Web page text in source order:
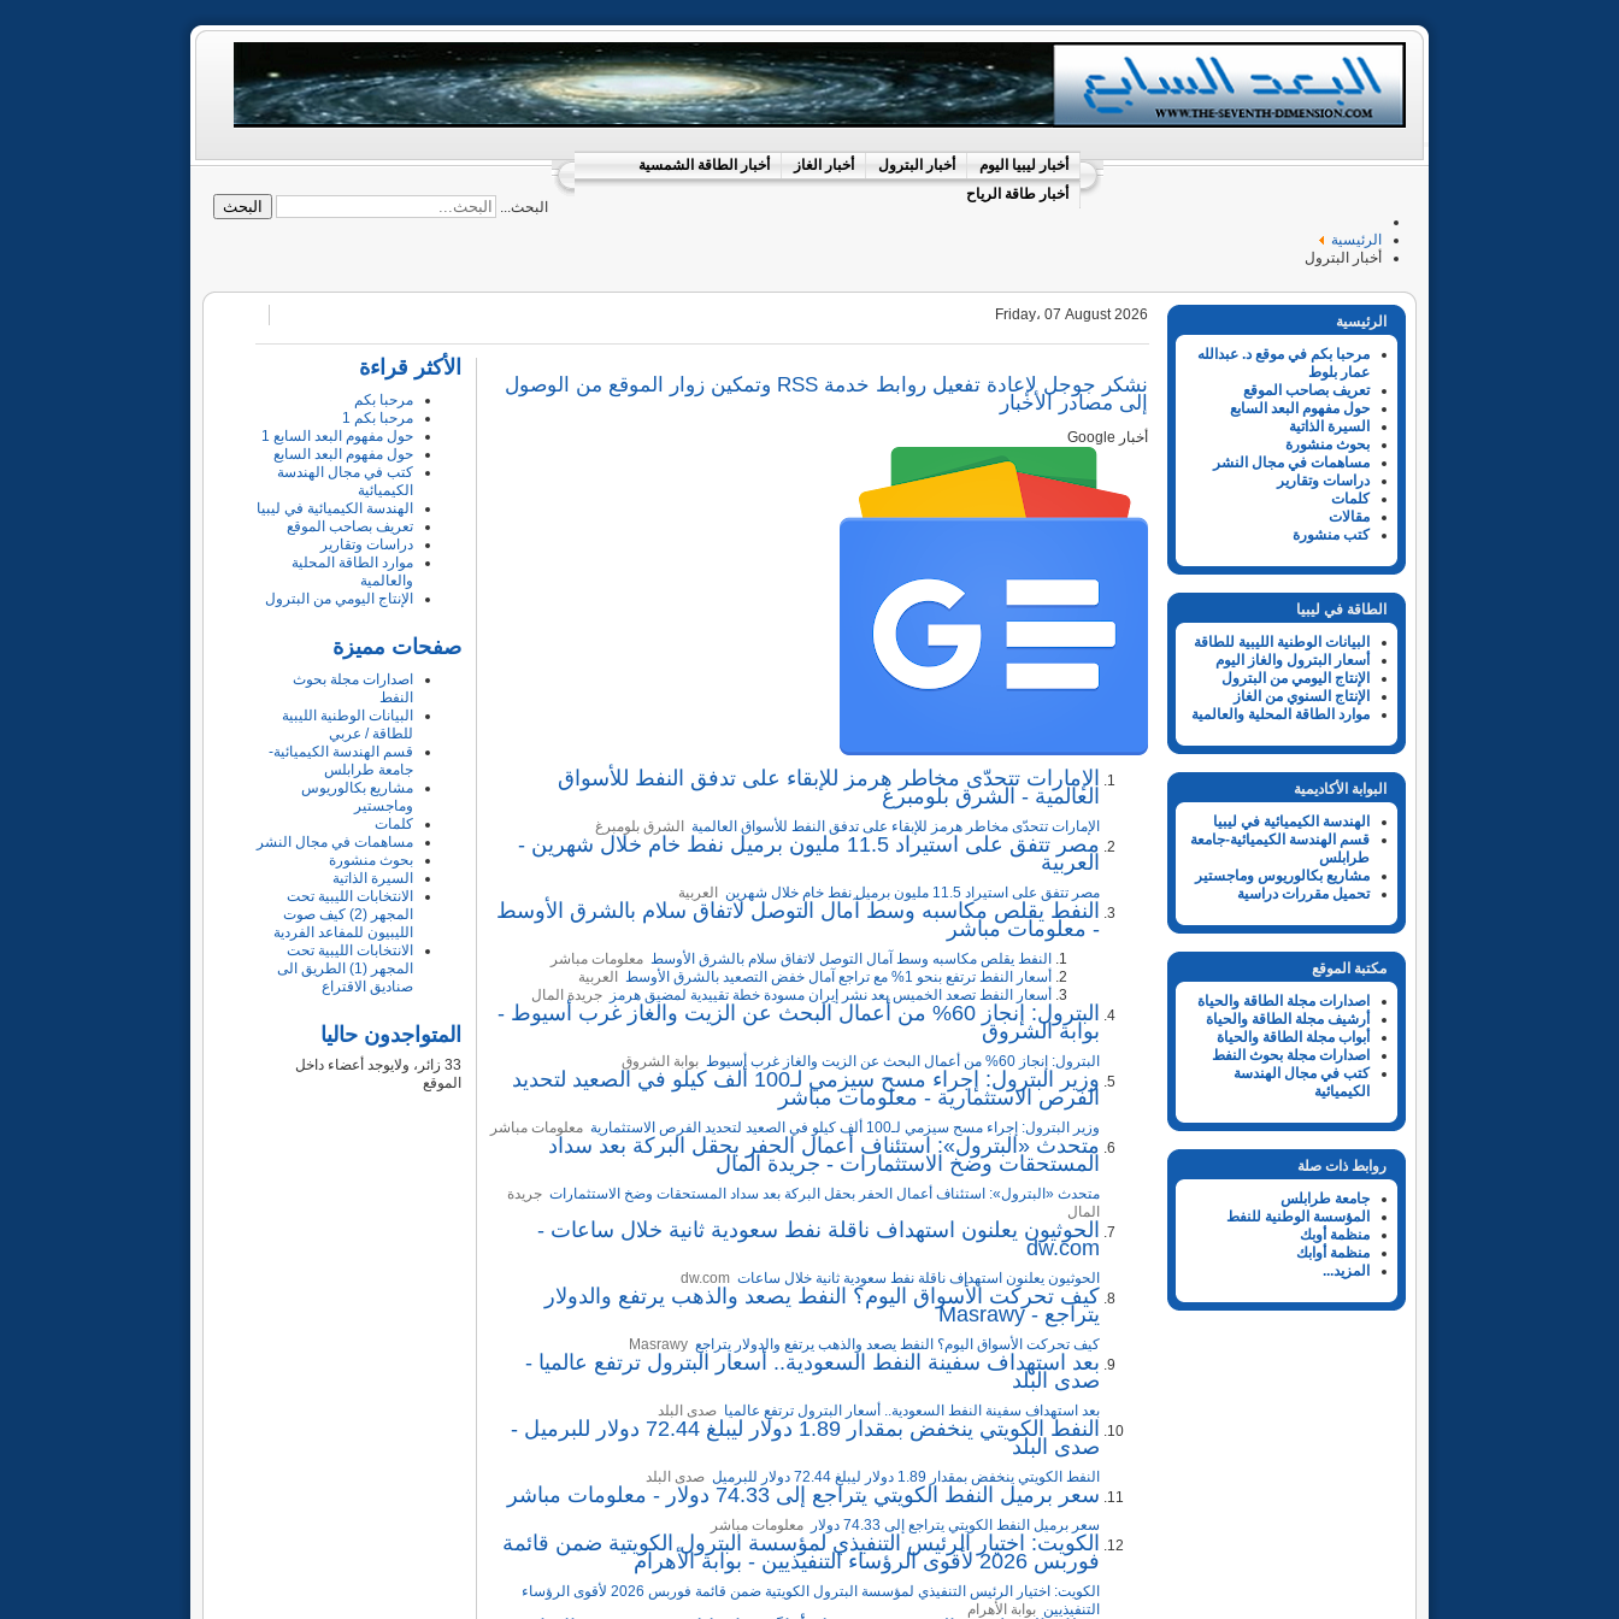
أخبار ليبيا اليوم أخبار البترول أخبار الغاز
أخبار الطاقة الشمسية
أخبار طاقة الرياح
البحث... البحث
الرئيسية
أخبار البترول
الرئيسية
مرحبا بكم في موقع د. عبدالله
عمار بلوط
تعريف بصاحب الموقع
حول مفهوم البعد السابع
السيرة الذاتية
بحوث منشورة
مساهمات في مجال النشر
دراسات وتقارير
كلمات
مقالات
كتب منشورة
الطاقة في ليبيا
البيانات الوطنية الليبية للطاقة
أسعار البترول والغاز اليوم
الإنتاج اليومي من البترول
الإنتاج السنوي من الغاز
موارد الطاقة المحلية والعالمية
البوابة الأكاديمية
الهندسة الكيميائية في ليبيا
قسم الهندسة الكيميائية-جامعة
طرابلس
مشاريع بكالوريوس وماجستير
تحميل مقررات دراسية
مكتبة الموقع
اصدارات مجلة الطاقة والحياة
أرشيف مجلة الطاقة والحياة
أبواب مجلة الطاقة والحياة
اصدارات مجلة بحوث النفط
كتب في مجال الهندسة
الكيميائية
روابط ذات صلة
جامعة طرابلس
المؤسسة الوطنية للنفط
منظمة أوبك
منظمة أوابك
المزيد...
Friday، 07 August 2026
نشكر جوجل لإعادة تفعيل روابط خدمة RSS وتمكين زوار الموقع من الوصول
إلى مصادر الأخبار
أخبار Google
الإمارات تتحدّى مخاطر هرمز للإبقاء على تدفق النفط للأسواق
العالمية - الشرق بلومبرغ
الإمارات تتحدّى مخاطر هرمز للإبقاء على تدفق النفط للأسواق العالمية الشرق بلومبرغ
مصر تتفق على استيراد 11.5 مليون برميل نفط خام خلال شهرين -
العربية
مصر تتفق على استيراد 11.5 مليون برميل نفط خام خلال شهرين العربية
النفط يقلص مكاسبه وسط آمال التوصل لاتفاق سلام بالشرق الأوسط
- معلومات مباشر
النفط يقلص مكاسبه وسط آمال التوصل لاتفاق سلام بالشرق الأوسط معلومات مباشر
أسعار النفط ترتفع بنحو 1% مع تراجع آمال خفض التصعيد بالشرق الأوسط
العربية
أسعار النفط تصعد الخميس بعد نشر إيران مسودة خطة تقييدية لمضيق هرمز
جريدة المال
البترول: إنجاز 60% من أعمال البحث عن الزيت والغاز غرب أسيوط -
بوابة الشروق
البترول: إنجاز 60% من أعمال البحث عن الزيت والغاز غرب أسيوط بوابة الشروق
وزير البترول: إجراء مسح سيزمي لـ100 ألف كيلو في الصعيد لتحديد
الفرص الاستثمارية - معلومات مباشر
وزير البترول: إجراء مسح سيزمي لـ100 ألف كيلو في الصعيد لتحديد الفرص الاستثمارية معلومات مباشر
متحدث «البترول»: استئناف أعمال الحفر بحقل البركة بعد سداد
المستحقات وضخ الاستثمارات - جريدة المال
متحدث «البترول»: استئناف أعمال الحفر بحقل البركة بعد سداد المستحقات وضخ الاستثمارات جريدة
المال
الحوثيون يعلنون استهداف ناقلة نفط سعودية ثانية خلال ساعات -
dw.com
الحوثيون يعلنون استهداف ناقلة نفط سعودية ثانية خلال ساعات dw.com
كيف تحركت الأسواق اليوم؟ النفط يصعد والذهب يرتفع والدولار
يتراجع - Masrawy
كيف تحركت الأسواق اليوم؟ النفط يصعد والذهب يرتفع والدولار يتراجع Masrawy
بعد استهداف سفينة النفط السعودية.. أسعار البترول ترتفع عالميا -
صدى البلد
بعد استهداف سفينة النفط السعودية.. أسعار البترول ترتفع عالميا صدى البلد
النفط الكويتي ينخفض بمقدار 1.89 دولار ليبلغ 72.44 دولار للبرميل -
صدى البلد
النفط الكويتي ينخفض بمقدار 1.89 دولار ليبلغ 72.44 دولار للبرميل صدى البلد
سعر برميل النفط الكويتي يتراجع إلى 74.33 دولار - معلومات مباشر
سعر برميل النفط الكويتي يتراجع إلى 74.33 دولار معلومات مباشر
الكويت: اختيار الرئيس التنفيذي لمؤسسة البترول الكويتية ضمن قائمة
فوربس 2026 لأقوى الرؤساء التنفيذيين - بوابة الأهرام
الكويت: اختيار الرئيس التنفيذي لمؤسسة البترول الكويتية ضمن قائمة فوربس 2026 لأقوى الرؤساء
التنفيذيين بوابة الأهرام
الأكثر قراءة
مرحبا بكم
مرحبا بكم 1
حول مفهوم البعد السابع 1
حول مفهوم البعد السابع
كتب في مجال الهندسة
الكيميائية
الهندسة الكيميائية في ليبيا
تعريف بصاحب الموقع
دراسات وتقارير
موارد الطاقة المحلية
والعالمية
الإنتاج اليومي من البترول
صفحات مميزة
اصدارات مجلة بحوث
النفط
البيانات الوطنية الليبية
للطاقة / عربي
قسم الهندسة الكيميائية-
جامعة طرابلس
مشاريع بكالوريوس
وماجستير
كلمات
مساهمات في مجال النشر
بحوث منشورة
السيرة الذاتية
الانتخابات الليبية تحت
المجهر (2) كيف صوت
الليبيون للمفاعد الفردية
الانتخابات الليبية تحت
المجهر (1) الطريق الى
صناديق الاقتراع
المتواجدون حاليا
33 زائر، ولايوجد أعضاء داخل
الموقع